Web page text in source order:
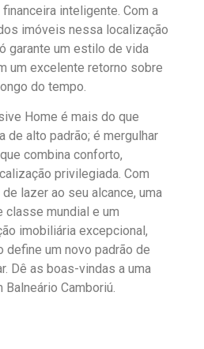
inteligente. Com a
imóveis nessa localização
garante um estilo de vida
um excelente retorno sobre
do tempo.
Home é mais do que
de alto padrão; é mergulhar
combina conforto,
privilegiada. Com
lazer ao seu alcance, uma
classe mundial e um
imobiliária excepcional,
um novo padrão de
Dê as boas-vindas a uma
Camboriú.